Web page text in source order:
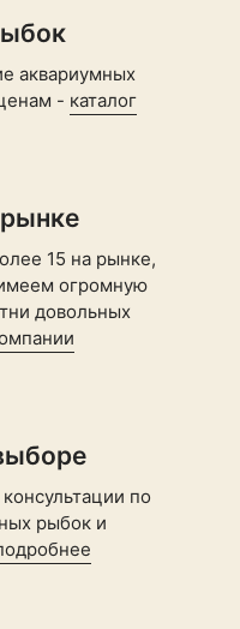
аквариумных
- каталог
15 на рынке,
огромную
довольных
по
рыбок и